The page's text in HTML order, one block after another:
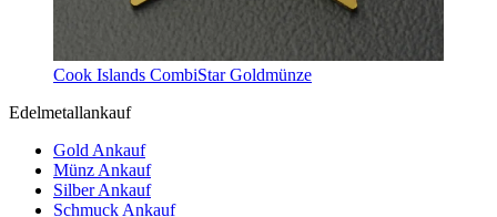
Cook Islands CombiStar Goldmünze
Edelmetallankauf
Gold Ankauf
Münz Ankauf
Silber Ankauf
Schmuck Ankauf